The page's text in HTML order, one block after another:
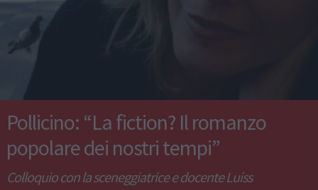
Pollicino: “La fiction? Il romanzo
popolare dei nostri tempi”
Colloquio con la sceneggiatrice e docente Luiss